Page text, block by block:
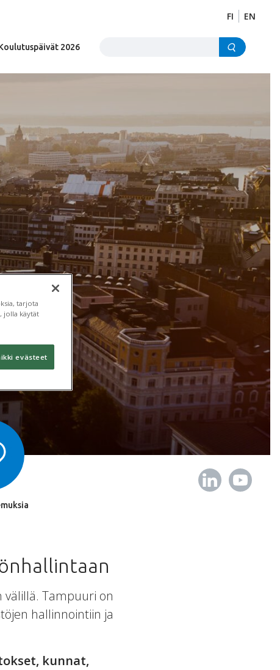
FI EN
2026
Tampuuri on
hallinnointiin ja
kunnat,
tarjota
jolla käytät
evästeet